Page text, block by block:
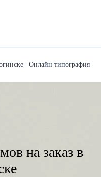
| Онлайн типография
на заказ в